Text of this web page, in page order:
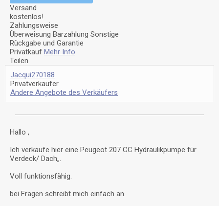
Versand
kostenlos!
Zahlungsweise
Überweisung Barzahlung Sonstige
Rückgabe und Garantie
Privatkauf Mehr Info
Teilen
Jacqui270188
Privatverkäufer
Andere Angebote des Verkäufers
Hallo ,
Ich verkaufe hier eine Peugeot 207 CC Hydraulikpumpe für
Verdeck/ Dach„.
Voll funktionsfähig.
bei Fragen schreibt mich einfach an.